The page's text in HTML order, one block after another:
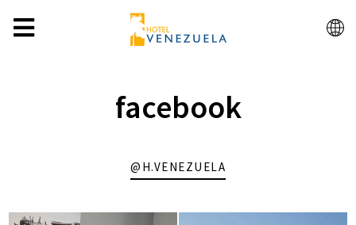
ES
facebook
@H.VENEZUELA